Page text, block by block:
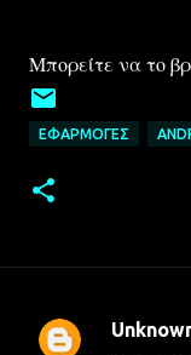
Μπορείτε να το
ΕΦΑΡΜΟΓΈΣ
Σ